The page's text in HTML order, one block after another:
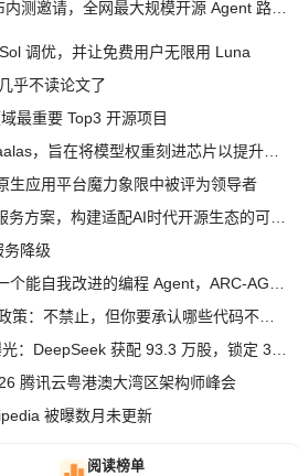
调优，并让免费用户无限用 Luna
乎不读论文了
最重要 Top3 开源项目
生应用平台魔力象限中被评为领导者
降级
腾讯云粤港澳大湾区架构师峰会
被曝数月未更新
阅读榜单